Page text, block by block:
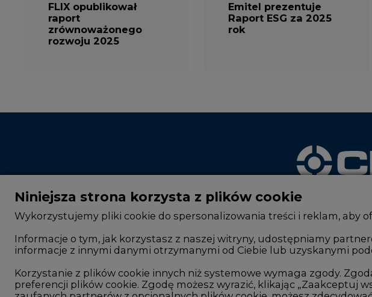
FLIX opublikował
raport
zrównoważonego
rozwoju 2025
Emitel prezentuje
Raport ESG za 2025
rok
CIRE - kim jesteśmy
Reklamuj się na CIRE
Patronat medialny CIRE
Rok 2025 na CIRE
Rok 2024 na CIRE
Rok 2023 na CIRE
Zmiany
Studio
Niniejsza strona korzysta z plików cookie
Wykorzystujemy pliki cookie do spersonalizowania treści i reklam, aby
Informacje o tym, jak korzystasz z naszej witryny, udostępniamy
informacje z innymi danymi otrzymanymi od Ciebie lub uzyskanymi
Korzystanie z plików cookie innych niż systemowe wymaga zgody.
preferencji plików cookie. Zgodę możesz wyrazić, klikając „Zaakceptuj